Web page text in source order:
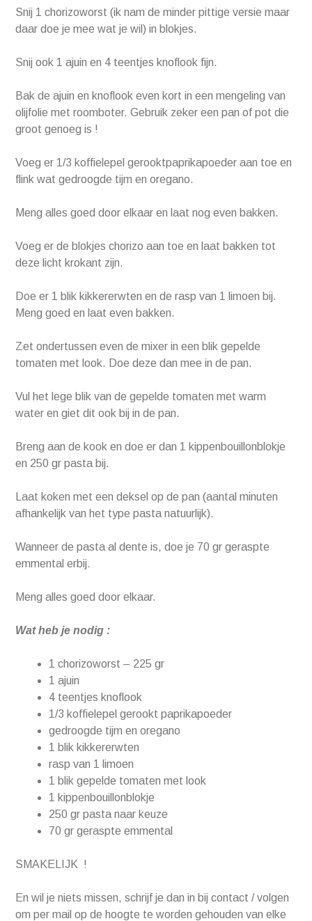
Snij 1 chorizoworst (ik nam de minder pittige versie maar
daar doe je mee wat je wil) in blokjes.
Snij ook 1 ajuin en 4 teentjes knoflook fijn.
Bak de ajuin en knoflook even kort in een mengeling van
olijfolie met roomboter. Gebruik zeker een pan of pot die
groot genoeg is !
Voeg er 1/3 koffielepel gerooktpaprikapoeder aan toe en
flink wat gedroogde tijm en oregano.
Meng alles goed door elkaar en laat nog even bakken.
Voeg er de blokjes chorizo aan toe en laat bakken tot
deze licht krokant zijn.
Doe er 1 blik kikkererwten en de rasp van 1 limoen bij.
Meng goed en laat even bakken.
Zet ondertussen even de mixer in een blik gepelde
tomaten met look. Doe deze dan mee in de pan.
Vul het lege blik van de gepelde tomaten met warm
water en giet dit ook bij in de pan.
Breng aan de kook en doe er dan 1 kippenbouillonblokje
en 250 gr pasta bij.
Laat koken met een deksel op de pan (aantal minuten
afhankelijk van het type pasta natuurlijk).
Wanneer de pasta al dente is, doe je 70 gr geraspte
emmental erbij.
Meng alles goed door elkaar.
Wat heb je nodig :
1 chorizoworst – 225 gr
1 ajuin
4 teentjes knoflook
1/3 koffielepel gerookt paprikapoeder
gedroogde tijm en oregano
1 blik kikkererwten
rasp van 1 limoen
1 blik gepelde tomaten met look
1 kippenbouillonblokje
250 gr pasta naar keuze
70 gr geraspte emmental
SMAKELIJK !
En wil je niets missen, schrijf je dan in bij contact / volgen
om per mail op de hoogte te worden gehouden van elke